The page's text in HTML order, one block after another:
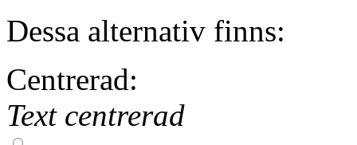
Dessa alternativ finns:
Centrerad:
Text centrerad